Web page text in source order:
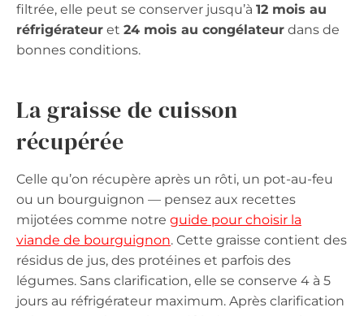
filtrée, elle peut se conserver jusqu’à 12 mois au
réfrigérateur et 24 mois au congélateur dans de
bonnes conditions.
La graisse de cuisson
récupérée
Celle qu’on récupère après un rôti, un pot-au-feu
ou un bourguignon — pensez aux recettes
mijotées comme notre guide pour choisir la
viande de bourguignon. Cette graisse contient des
résidus de jus, des protéines et parfois des
légumes. Sans clarification, elle se conserve 4 à 5
jours au réfrigérateur maximum. Après clarification